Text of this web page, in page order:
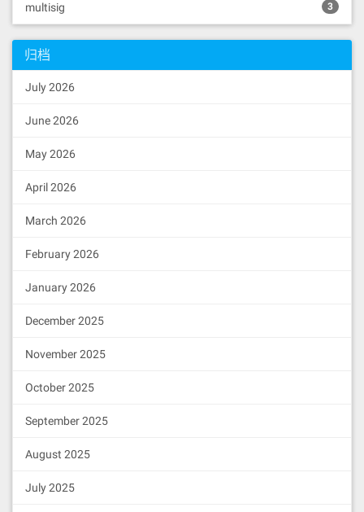
multisig 3
归档
July 2026
June 2026
May 2026
April 2026
March 2026
February 2026
January 2026
December 2025
November 2025
October 2025
September 2025
August 2025
July 2025